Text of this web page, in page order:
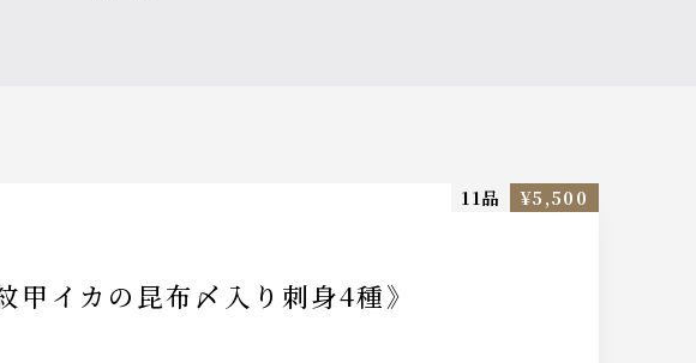
甲イカの昆布〆入り刺身4種》
11品 ¥5,500